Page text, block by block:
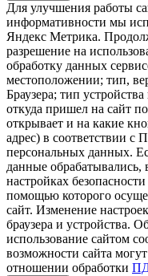
Для улучшения работы
информативности мы
Яндекс Метрика.
разрешение на
обработку данных
местоположении; тип,
Браузера; тип
откуда пришел на сайт
открывает и на какие
адрес) в соответствии с
персональных данных.
данные
настройках
помощью которого
сайт. Изменение
браузера и устройства.
использование сайтом
возможности сайта
отношении обработки